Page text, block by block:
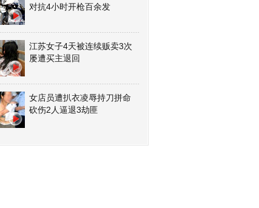
对抗4小时开枪百余发
江苏女子4天被连续贩卖3次
屡遭买主退回
女店员遭扒衣凌辱持刀拼命
砍伤2人逼退3劫匪